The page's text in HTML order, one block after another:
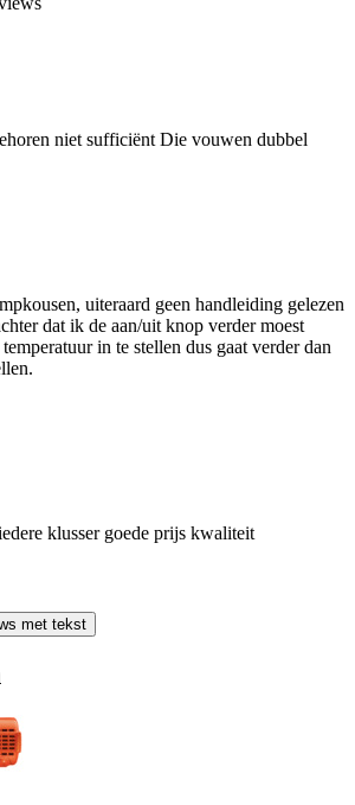
niet sufficiënt Die vouwen dubbel
uiteraard geen handleiding gelezen
dat ik de aan/uit knop verder moest
in te stellen dus gaat verder dan
klusser goede prijs kwaliteit
met tekst